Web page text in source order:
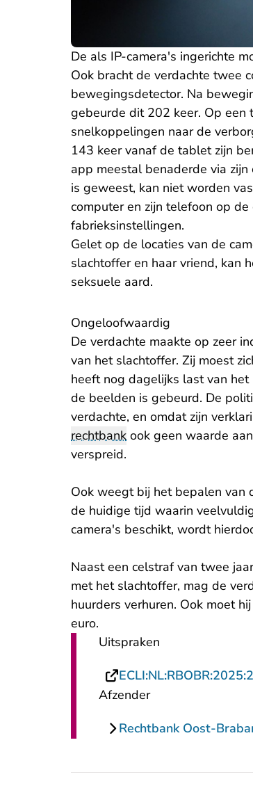
De als IP-camera's ingerichte
Ook bracht de verdachte twee
bewegingsdetector. Na
gebeurde dit 202 keer. Op een
snelkoppelingen naar de
143 keer vanaf de tablet zijn
app meestal benaderde via
is geweest, kan niet worden
computer en zijn telefoon op
fabrieksinstellingen.
Gelet op de locaties van de
slachtoffer en haar vriend, kan
seksuele aard.
Ongeloofwaardig
De verdachte maakte op zeer
van het slachtoffer. Zij moest
heeft nog dagelijks last van
de beelden is gebeurd. De
verdachte, en omdat zijn
rechtbank ook geen waarde
verspreid.
Ook weegt bij het bepalen van
de huidige tijd waarin
camera's beschikt, wordt
Naast een celstraf van twee
met het slachtoffer, mag de
huurders verhuren. Ook moet
euro.
Uitspraken
Afzender
Rechtbank Oost-